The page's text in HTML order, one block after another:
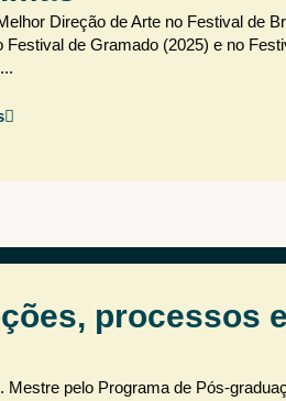
Direção de Arte no Festival de
de Gramado (2025) e no
processos
pelo Programa de Pós-